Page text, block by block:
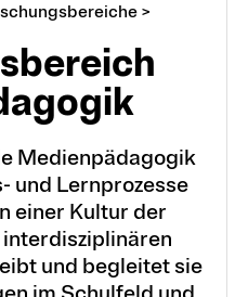
>
Medienpädagogik
und Lernprozesse
einer Kultur der
und begleitet sie